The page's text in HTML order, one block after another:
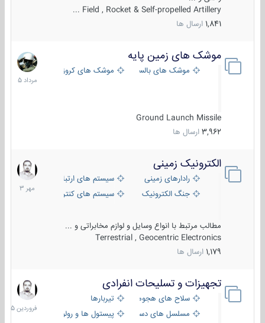
Field , Rocket & Self-propelled Artillery ...
1,841 ارسال ها
موشک های زمین پایه
موشک های بالستیک موشک های کروز
Ground Launch Missile
3,962 ارسال ها
2
مرداد
1405
الکترونیک زمینی
رادارهای زمینی
سیستم های ارتباطی و جمع آوری
جنگ الکترونیک
سیستم های کنترل آتش و تجهیزات
مطالب مرتبط با انواع وسایل و لوازم مخابراتی و ...
Terrestrial , Geocentric Electronics
1,179 ارسال ها
1
مهر
1403
تجهیزات و تسلیحات انفرادی
سلاح های هجومی
تیربارها
مسلسل های دستی
پیستول ها و رولورها
17
فروردین
1405